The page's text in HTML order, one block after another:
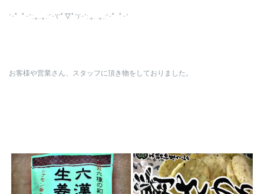
*･゜ﾟ･*:.｡..｡.:*･'(*ﾟ▽ﾟ*)’･*:.｡. .｡.:*･゜ﾟ･*
お客様や営業さん、スタッフに頂き物をしておりました。